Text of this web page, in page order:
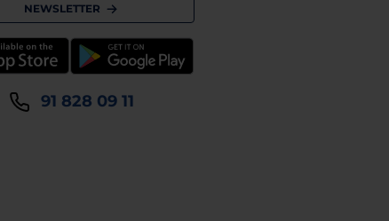
NEWSLETTER
91 828 09 11